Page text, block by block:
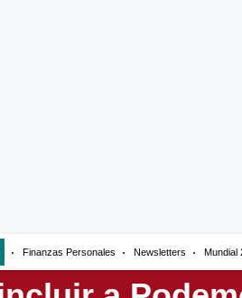
Finanzas Personales Newsletters Mundial